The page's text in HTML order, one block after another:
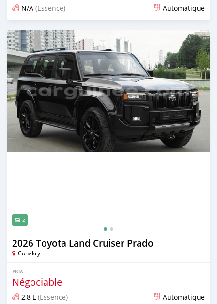
N/A (Essence) Automatique
Publié il y a 15 jours
2
2026 Toyota Land Cruiser Prado
Conakry
PRIX
Négociable
2,8 L (Essence) Automatique